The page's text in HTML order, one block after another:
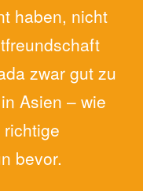
haben, nicht
zwar gut zu
Asien – wie
bevor.